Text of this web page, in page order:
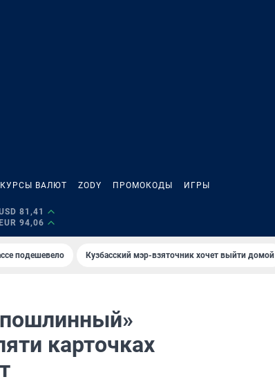
КУРСЫ ВАЛЮТ ZODY ПРОМОКОДЫ ИГРЫ
81,41
EUR 94,06
подешевело Кузбасский мэр-взяточник хочет выйти домой
карточках